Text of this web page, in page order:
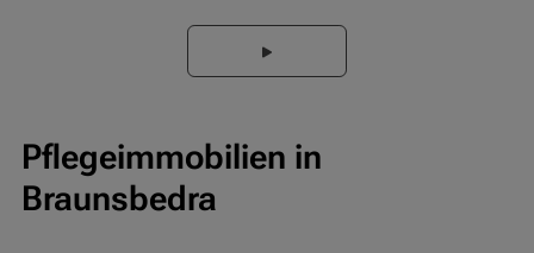
Pflegeimmobilien in
Braunsbedra